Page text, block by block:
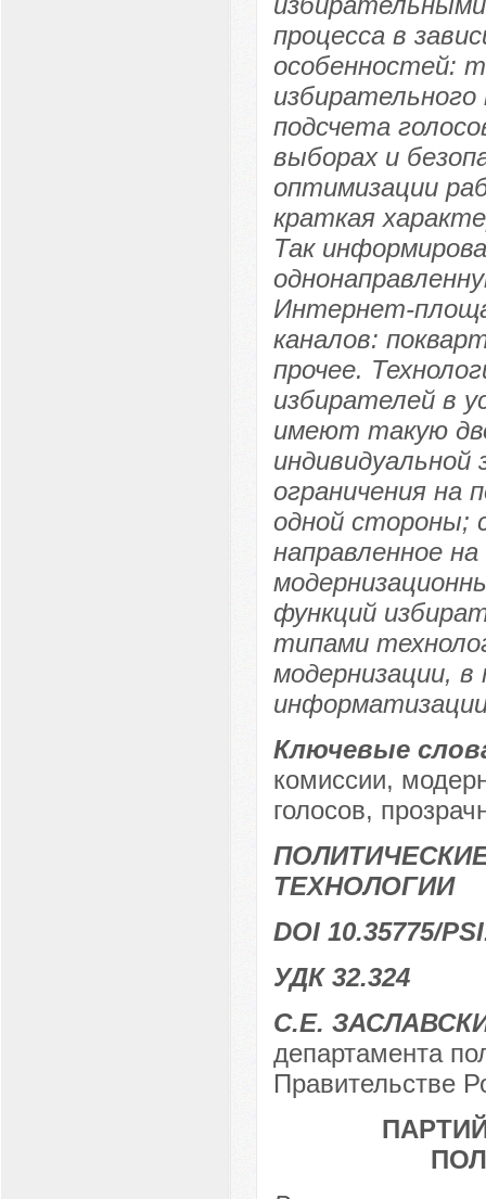
процесса в
особенностей:
избирательного
подсчета
выборах и
оптимизации
краткая
Так
Интернет-
каналов:
прочее.
избирателей в
имеют такую
ограничения на
одной стороны;
направленное
функций
типами
модернизации,
Ключевые
комиссии,
голосов,
ТЕХНОЛОГИИ
DOI 10.35775/
УДК 32.324
С.Е.
департамента
Правительстве